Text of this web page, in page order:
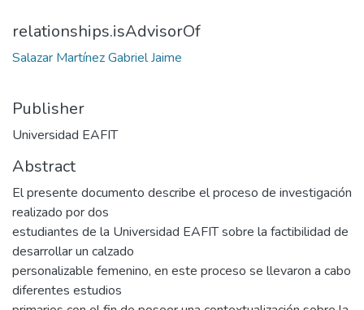
relationships.isAdvisorOf
Salazar Martínez Gabriel Jaime
Publisher
Universidad EAFIT
Abstract
El presente documento describe el proceso de investigación
realizado por dos
estudiantes de la Universidad EAFIT sobre la factibilidad de
desarrollar un calzado
personalizable femenino, en este proceso se llevaron a cabo
diferentes estudios